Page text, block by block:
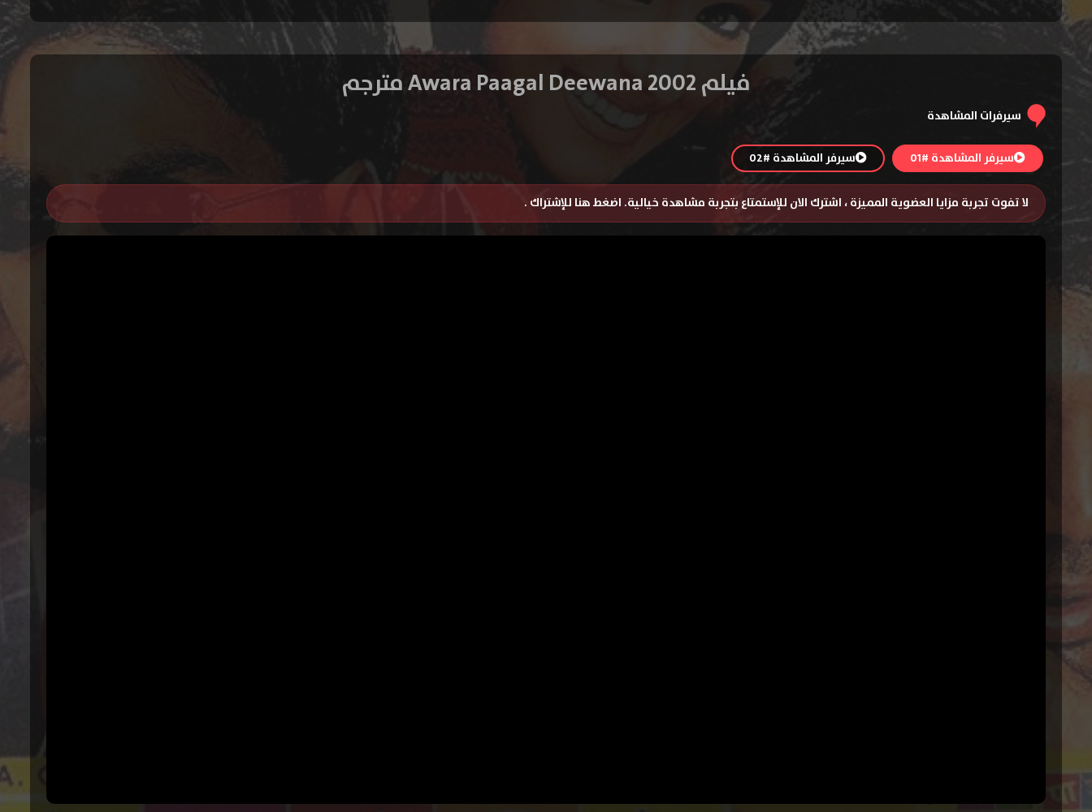
فيلم Awara Paagal Deewana 2002 مترجم
سيرفرات المشاهدة
سيرفر المشاهدة #01 سيرفر المشاهدة #02
لا تفوت تجربة مزايا العضوية المميزة ، اشترك الان للإستمتاع بتجربة مشاهدة خيالية. اضغط هنا للإشتراك .